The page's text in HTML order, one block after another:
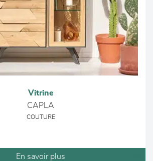
Vitrine
CAPLA
COUTURE
En savoir plus